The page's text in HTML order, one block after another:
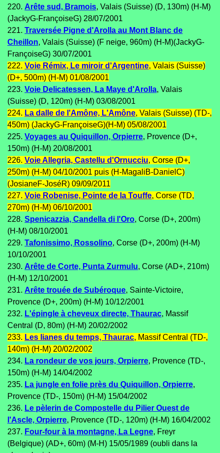
220. Arête sud, Bramois, Valais (Suisse) (D, 130m) (H-M)
(JackyG-FrançoiseG) 28/07/2001
221. Traversée Pigne d'Arolla au Mont Blanc de
Cheillon, Valais (Suisse) (F neige, 960m) (H-M)(JackyG-
FrançoiseG) 30/07/2001
222. Voie Rémix, Le miroir d'Argentine, Valais (Suisse)
(D+, 500m) (H-M) 01/08/2001
223. Voie Delicatessen, La Maye d'Arolla, Valais
(Suisse) (D, 120m) (H-M) 03/08/2001
224. La dalle de l'Amône, L'Amône, Valais (Suisse) (TD-,
450m) (JackyG-FrançoiseG)(H-M) 05/08/2001
225. Voyages au Quiquillon, Orpierre, Provence (D+,
150m) (H-M) 20/08/2001
226. Voie Allegria, Castellu d'Ornucciu, Corse (D+,
250m) (H-M) 04/10/2001 puis (H-MagaliB-DanielC)
(JosianeF-JoséR) 09/09/2011
227. Voie Robenise, Pointe de la Touffe, Corse (TD,
270m) (H-M) 06/10/2001
228. Spenicazzia, Candella di l'Oro, Corse (D+, 200m)
(H-M) 08/10/2001
229. Tafonissimo, Rossolino, Corse (D+, 200m) (H-M)
10/10/2001
230. Arête de Corte, Punta Zurmulu, Corse (AD+, 210m)
(H-M) 12/10/2001
231. Arête trouée de Subéroque, Sainte-Victoire,
Provence (D+, 200m) (H-M) 10/12/2001
232. L'épingle à cheveux directe, Thaurac, Massif
Central (D, 80m) (H-M) 20/02/2002
233. Les lianes du temps, Thaurac, Massif Central (TD-,
140m) (H-M) 20/02/2002
234. La rondeur de vos jours, Orpierre, Provence (TD-,
150m) (H-M) 14/04/2002
235. La jungle en folie près du Quiquillon, Orpierre,
Provence (TD-, 150m) (H-M) 15/04/2002
236. Le pèlerin de Compostelle du Pilier Ouest de
l'Ascle, Orpierre, Provence (TD-, 120m) (H-M) 16/04/2002
237. Four-four à la montagne, La Legne, Freyr
(Belgique) (AD+, 60m) (M-H) 15/05/1989 (oubli dans la